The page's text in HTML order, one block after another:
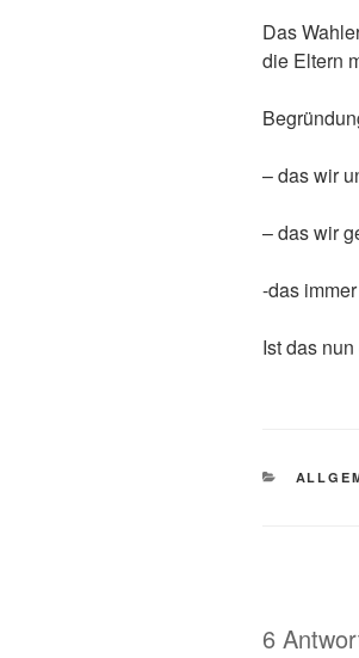
Das
die Eltern
– das wir
– das wir
-das
Ist das
6